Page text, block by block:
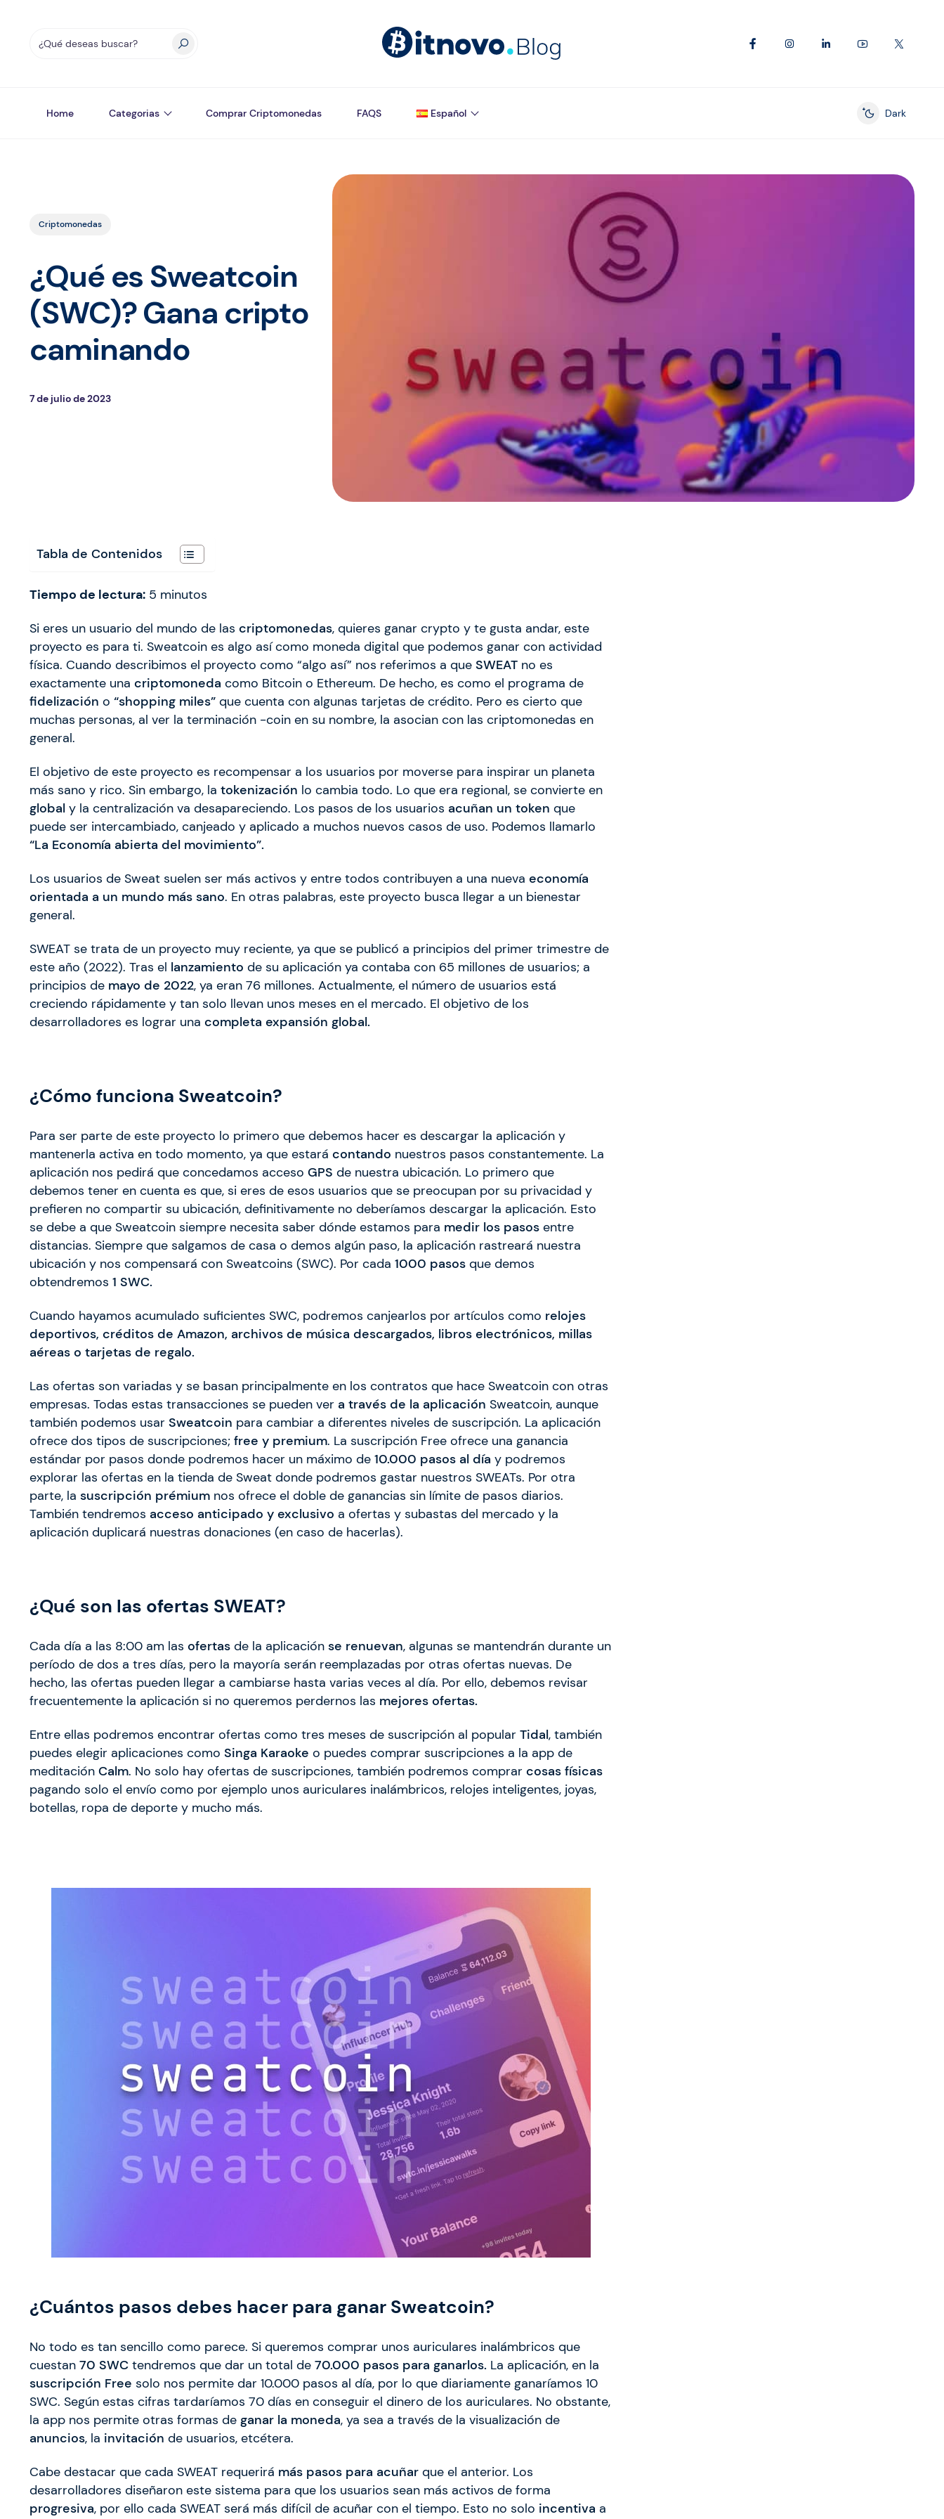
Home Categorias Comprar Criptomonedas FAQS Español
Enable dark
Dark
Criptomonedas
¿Qué es Sweatcoin
(SWC)? Gana cripto
caminando
7 de julio de 2023
Tabla de Contenidos
Tiempo de lectura: 5 minutos
Si eres un usuario del mundo de las criptomonedas, quieres ganar crypto y te gusta andar, este
proyecto es para ti. Sweatcoin es algo así como moneda digital que podemos ganar con actividad
física. Cuando describimos el proyecto como “algo así” nos referimos a que SWEAT no es
exactamente una criptomoneda como Bitcoin o Ethereum. De hecho, es como el programa de
fidelización o “shopping miles” que cuenta con algunas tarjetas de crédito. Pero es cierto que
muchas personas, al ver la terminación -coin en su nombre, la asocian con las criptomonedas en
general.
El objetivo de este proyecto es recompensar a los usuarios por moverse para inspirar un planeta
más sano y rico. Sin embargo, la tokenización lo cambia todo. Lo que era regional, se convierte en
global y la centralización va desapareciendo. Los pasos de los usuarios acuñan un token que
puede ser intercambiado, canjeado y aplicado a muchos nuevos casos de uso. Podemos llamarlo
“La Economía abierta del movimiento”.
Los usuarios de Sweat suelen ser más activos y entre todos contribuyen a una nueva economía
orientada a un mundo más sano. En otras palabras, este proyecto busca llegar a un bienestar
general.
SWEAT se trata de un proyecto muy reciente, ya que se publicó a principios del primer trimestre de
este año (2022). Tras el lanzamiento de su aplicación ya contaba con 65 millones de usuarios; a
principios de mayo de 2022, ya eran 76 millones. Actualmente, el número de usuarios está
creciendo rápidamente y tan solo llevan unos meses en el mercado. El objetivo de los
desarrolladores es lograr una completa expansión global.
¿Cómo funciona Sweatcoin?
Para ser parte de este proyecto lo primero que debemos hacer es descargar la aplicación y
mantenerla activa en todo momento, ya que estará contando nuestros pasos constantemente. La
aplicación nos pedirá que concedamos acceso GPS de nuestra ubicación. Lo primero que
debemos tener en cuenta es que, si eres de esos usuarios que se preocupan por su privacidad y
prefieren no compartir su ubicación, definitivamente no deberíamos descargar la aplicación. Esto
se debe a que Sweatcoin siempre necesita saber dónde estamos para medir los pasos entre
distancias. Siempre que salgamos de casa o demos algún paso, la aplicación rastreará nuestra
ubicación y nos compensará con Sweatcoins (SWC). Por cada 1000 pasos que demos
obtendremos 1 SWC.
Cuando hayamos acumulado suficientes SWC, podremos canjearlos por artículos como relojes
deportivos, créditos de Amazon, archivos de música descargados, libros electrónicos, millas
aéreas o tarjetas de regalo.
Las ofertas son variadas y se basan principalmente en los contratos que hace Sweatcoin con otras
empresas. Todas estas transacciones se pueden ver a través de la aplicación Sweatcoin, aunque
también podemos usar Sweatcoin para cambiar a diferentes niveles de suscripción. La aplicación
ofrece dos tipos de suscripciones; free y premium. La suscripción Free ofrece una ganancia
estándar por pasos donde podremos hacer un máximo de 10.000 pasos al día y podremos
explorar las ofertas en la tienda de Sweat donde podremos gastar nuestros SWEATs. Por otra
parte, la suscripción prémium nos ofrece el doble de ganancias sin límite de pasos diarios.
También tendremos acceso anticipado y exclusivo a ofertas y subastas del mercado y la
aplicación duplicará nuestras donaciones (en caso de hacerlas).
¿Qué son las ofertas SWEAT?
Cada día a las 8:00 am las ofertas de la aplicación se renuevan, algunas se mantendrán durante un
período de dos a tres días, pero la mayoría serán reemplazadas por otras ofertas nuevas. De
hecho, las ofertas pueden llegar a cambiarse hasta varias veces al día. Por ello, debemos revisar
frecuentemente la aplicación si no queremos perdernos las mejores ofertas.
Entre ellas podremos encontrar ofertas como tres meses de suscripción al popular Tidal, también
puedes elegir aplicaciones como Singa Karaoke o puedes comprar suscripciones a la app de
meditación Calm. No solo hay ofertas de suscripciones, también podremos comprar cosas físicas
pagando solo el envío como por ejemplo unos auriculares inalámbricos, relojes inteligentes, joyas,
botellas, ropa de deporte y mucho más.
¿Cuántos pasos debes hacer para ganar Sweatcoin?
No todo es tan sencillo como parece. Si queremos comprar unos auriculares inalámbricos que
cuestan 70 SWC tendremos que dar un total de 70.000 pasos para ganarlos. La aplicación, en la
suscripción Free solo nos permite dar 10.000 pasos al día, por lo que diariamente ganaríamos 10
SWC. Según estas cifras tardaríamos 70 días en conseguir el dinero de los auriculares. No obstante,
la app nos permite otras formas de ganar la moneda, ya sea a través de la visualización de
anuncios, la invitación de usuarios, etcétera.
Cabe destacar que cada SWEAT requerirá más pasos para acuñar que el anterior. Los
desarrolladores diseñaron este sistema para que los usuarios sean más activos de forma
progresiva, por ello cada SWEAT será más difícil de acuñar con el tiempo. Esto no solo incentiva a